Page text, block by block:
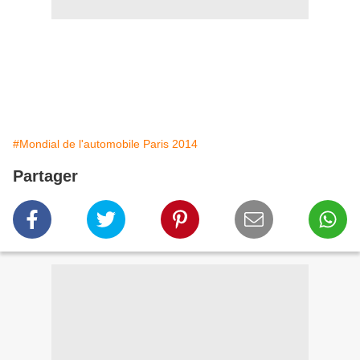
#Mondial de l'automobile Paris 2014
Partager